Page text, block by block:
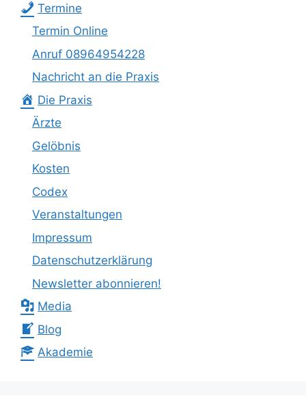
Termine
Termin Online
Anruf 08964954228
Nachricht an die Praxis
Die Praxis
Ärzte
Gelöbnis
Kosten
Codex
Veranstaltungen
Impressum
Datenschutzerklärung
Newsletter abonnieren!
Media
Blog
Akademie